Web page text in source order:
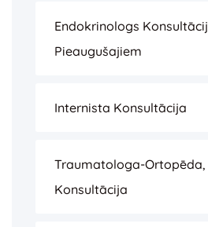
Endokrinologs
Pieaugušajiem
Internista Konsultācija
Traumatologa-
Konsultācija